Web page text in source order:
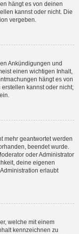
hängt es von deinen
kannst oder nicht. Die
vergeben.
Ankündigungen und
einen wichtigen Inhalt,
hängt es von
kannst oder nicht;
mehr geantwortet werden
beendet wurde.
oder Administrator
deine eigenen
erlaubt
welche mit einem
kennzeichnen zu